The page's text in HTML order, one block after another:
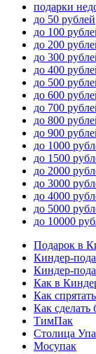
подарки
до 50 рублей
до 100
до 200
до 300
до 400
до 500
до 600
до 700
до 800
до 900
до 1000
до 1500
до 2000
до 3000
до 4000
до 5000
до 10000
Подарок в
Киндер-
Киндер-
Как в
Как
Как
ТимПак
Столица
Мосупак